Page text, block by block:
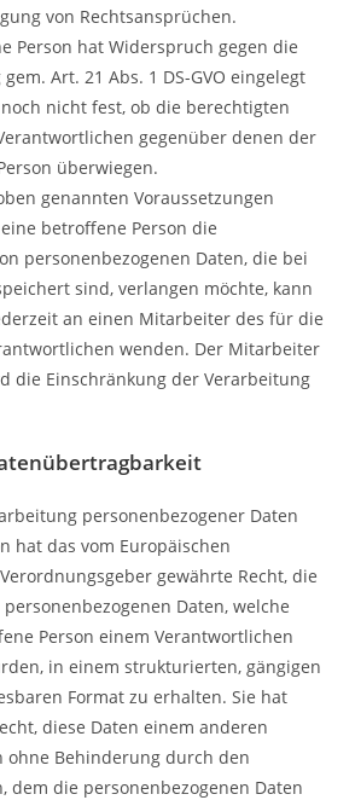
von Rechtsansprüchen.
Person hat Widerspruch gegen die
Art. 21 Abs. 1 DS-GVO eingelegt
nicht fest, ob die berechtigten
gegenüber denen der
überwiegen.
genannten Voraussetzungen
betroffene Person die
personenbezogenen Daten, die bei
sind, verlangen möchte, kann
an einen Mitarbeiter des für die
wenden. Der Mitarbeiter
die Einschränkung der Verarbeitung
personenbezogener Daten
hat das vom Europäischen
gewährte Recht, die
Daten, welche
Person einem Verantwortlichen
in einem strukturierten, gängigen
Format zu erhalten. Sie hat
diese Daten einem anderen
ohne Behinderung durch den
dem die personenbezogenen Daten